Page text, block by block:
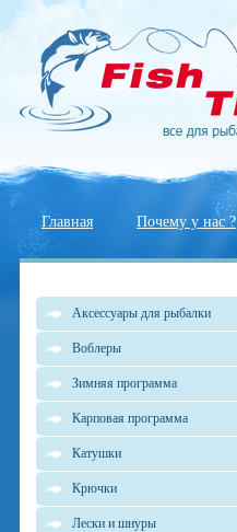
Главная Почему у нас ?
Аксессуары для рыбалки
Воблеры
Зимняя программа
Карповая программа
Катушки
Крючки
Лески и шнуры